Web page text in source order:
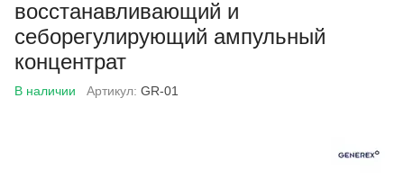
восстанавливающий и
себорегулирующий ампульный
концентрат
В наличии Артикул: GR-01